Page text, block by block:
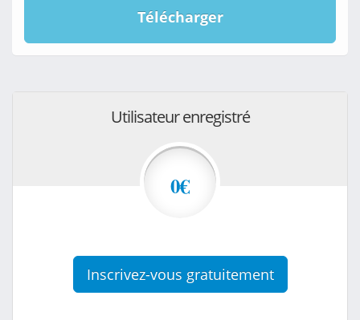
Télécharger
Utilisateur enregistré
0€
Inscrivez-vous gratuitement